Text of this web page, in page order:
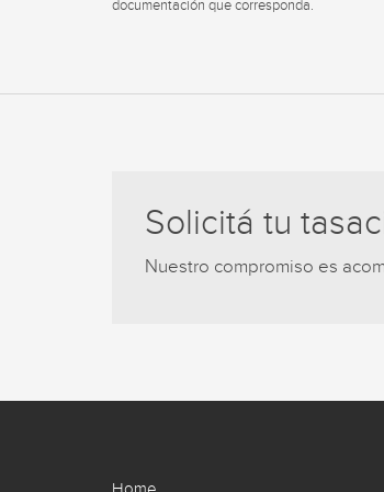
documentación que corresponda.
Solicitá tu
Nuestro compromiso es